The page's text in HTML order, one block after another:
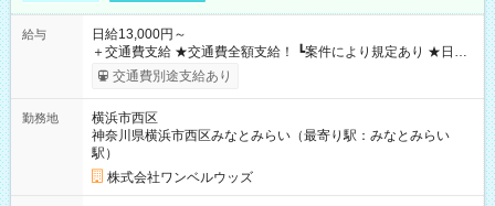
給与
日給13,000円～
＋交通費支給 ★交通費全額支給！ ┗案件により規定あり ★日払
いOK！（規定あり） ┗働いたその日に現金GET♪ お仕事後はコ
ンビニATMから 日払い分を引き落とせます！ 【試用期間】試
交通費別途支給あり
勤務地
横浜市西区
神奈川県横浜市西区みなとみらい（最寄り駅：みなとみらい
駅）
株式会社ワンベルウッズ